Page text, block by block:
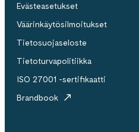
Evästeasetukset
Väärinkäytösilmoitukset
Tietosuojaseloste
Tietoturvapolitiikka
ISO 27001 -sertifikaatti
Brandbook